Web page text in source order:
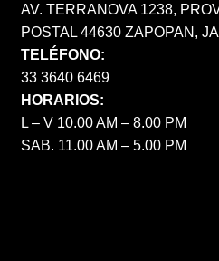
AV. TERRANOVA 1238,
POSTAL 44630 ZAPOPAN,
TELÉFONO:
33 3640 6469
HORARIOS:
L – V 10.00 AM – 8.00 PM
SAB. 11.00 AM – 5.00 PM